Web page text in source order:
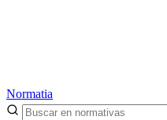
Normatia